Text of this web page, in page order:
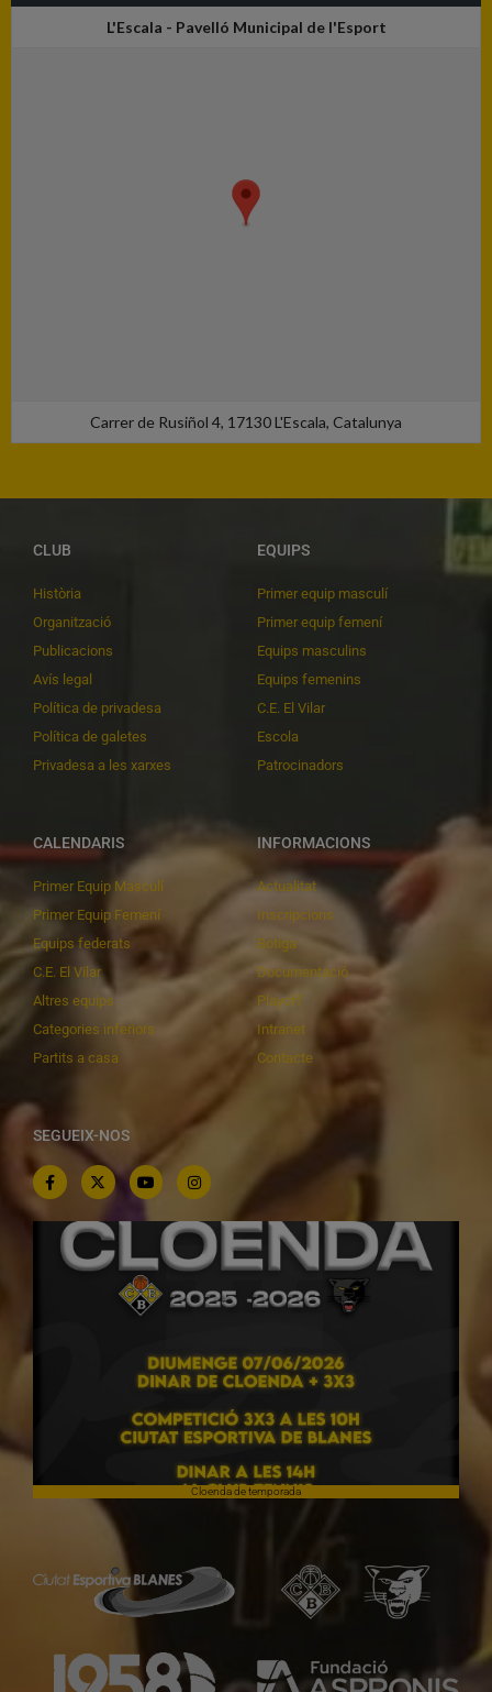
L'Escala - Pavelló Municipal de l'Esport
Carrer de Rusiñol 4, 17130 L'Escala, Catalunya
CLUB
Història
Organització
Publicacions
Avís legal
Política de privadesa
Política de galetes
Privadesa a les xarxes
EQUIPS
Primer equip masculí
Primer equip femení
Equips masculins
Equips femenins
C.E. El Vilar
Escola
Patrocinadors
CALENDARIS
Primer Equip Masculí
Primer Equip Femení
Equips federats
C.E. El Vilar
Altres equips
Categories inferiors
Partits a casa
INFORMACIONS
Actualitat
Inscripcions
Botiga
Documentació
Playoff
Intranet
Contacte
SEGUEIX-NOS
Cloenda de temporada